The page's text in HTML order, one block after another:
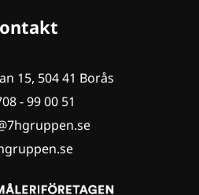
15, 504 41 Borås
- 99 00 51